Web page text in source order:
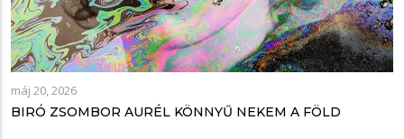
máj 20, 2026
BIRÓ ZSOMBOR AURÉL KÖNNYŰ NEKEM A FÖLD